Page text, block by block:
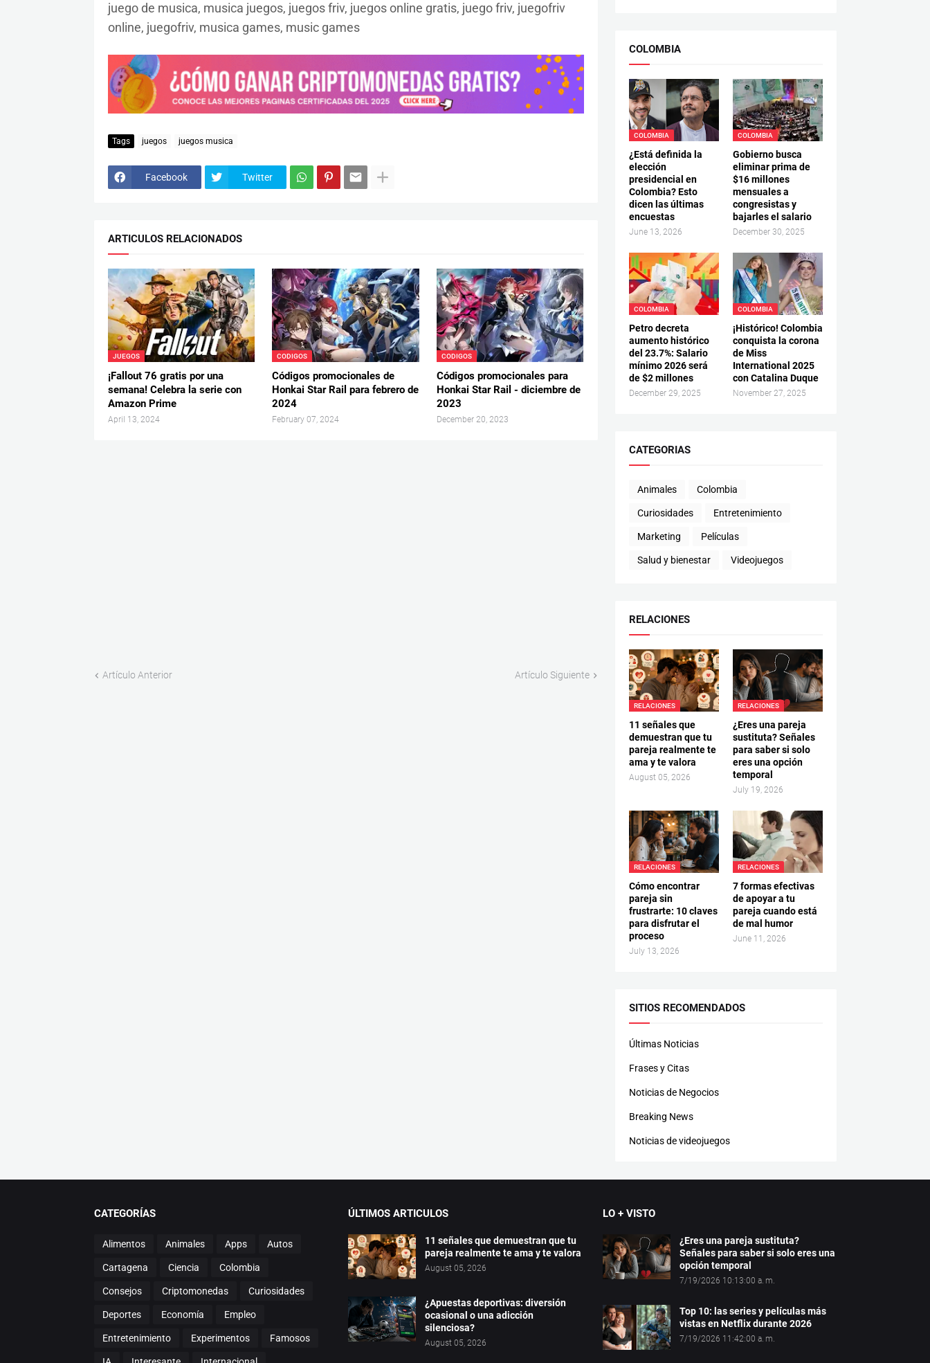
juego de musica, musica juegos, juegos friv, juegos online gratis, juego friv, juegofriv
online, juegofriv, musica games, music games
Tags juegos juegos musica
Facebook Twitter
ARTICULOS RELACIONADOS
JUEGOS
¡Fallout 76 gratis por una
semana! Celebra la serie con
Amazon Prime
April 13, 2024
CODIGOS
Códigos promocionales de
Honkai Star Rail para febrero de
2024
February 07, 2024
CODIGOS
Códigos promocionales para
Honkai Star Rail - diciembre de
2023
December 20, 2023
Artículo Anterior Artículo Siguiente
COLOMBIA
COLOMBIA
¿Está definida la
elección
presidencial en
Colombia? Esto
dicen las últimas
encuestas
June 13, 2026
COLOMBIA
Gobierno busca
eliminar prima de
$16 millones
mensuales a
congresistas y
bajarles el salario
December 30, 2025
COLOMBIA
Petro decreta
aumento histórico
del 23.7%: Salario
mínimo 2026 será
de $2 millones
December 29, 2025
COLOMBIA
¡Histórico! Colombia
conquista la corona
de Miss
International 2025
con Catalina Duque
November 27, 2025
CATEGORIAS
Animales Colombia
Curiosidades Entretenimiento
Marketing Películas
Salud y bienestar Videojuegos
RELACIONES
RELACIONES
11 señales que
demuestran que tu
pareja realmente te
ama y te valora
August 05, 2026
RELACIONES
¿Eres una pareja
sustituta? Señales
para saber si solo
eres una opción
temporal
July 19, 2026
RELACIONES
Cómo encontrar
pareja sin
frustrarte: 10 claves
para disfrutar el
proceso
July 13, 2026
RELACIONES
7 formas efectivas
de apoyar a tu
pareja cuando está
de mal humor
June 11, 2026
SITIOS RECOMENDADOS
Últimas Noticias
Frases y Citas
Noticias de Negocios
Breaking News
Noticias de videojuegos
CATEGORÍAS
Alimentos Animales Apps Autos
Cartagena Ciencia Colombia
Consejos Criptomonedas Curiosidades
Deportes Economía Empleo
Entretenimiento Experimentos Famosos
ÚLTIMOS ARTICULOS
11 señales que demuestran que tu
pareja realmente te ama y te valora
August 05, 2026
¿Apuestas deportivas: diversión
ocasional o una adicción
silenciosa?
August 05, 2026
LO + VISTO
¿Eres una pareja sustituta?
Señales para saber si solo eres una
opción temporal
7/19/2026 10:13:00 a. m.
Top 10: las series y películas más
vistas en Netflix durante 2026
7/19/2026 11:42:00 a. m.